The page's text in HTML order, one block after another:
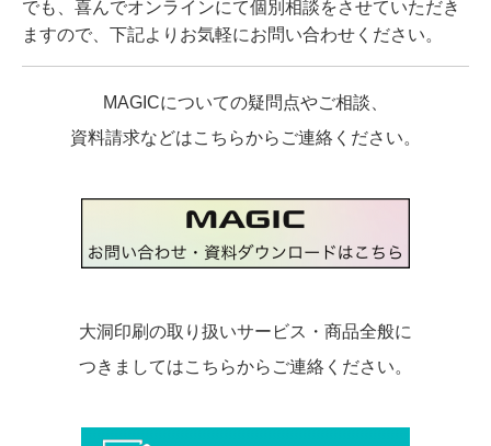
でも、喜んでオンラインにて個別相談をさせていただき
ますので、下記よりお気軽にお問い合わせください。
MAGICについての疑問点やご相談、
資料請求などはこちらからご連絡ください。
大洞印刷の取り扱いサービス・商品全般に
つきましてはこちらからご連絡ください。